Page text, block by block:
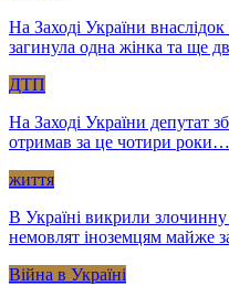
На Заході України
загинула одна жінка та ще
ДТП
На Заході України депутат
отримав за це чотири роки…
життя
В Україні викрили злочинну
немовлят іноземцям майже
Війна в Україні